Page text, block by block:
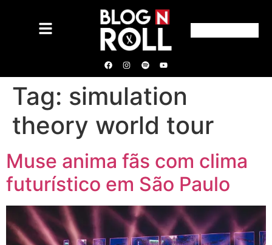
Tag: simulation
theory world tour
Muse anima fãs com clima
futurístico em São Paulo